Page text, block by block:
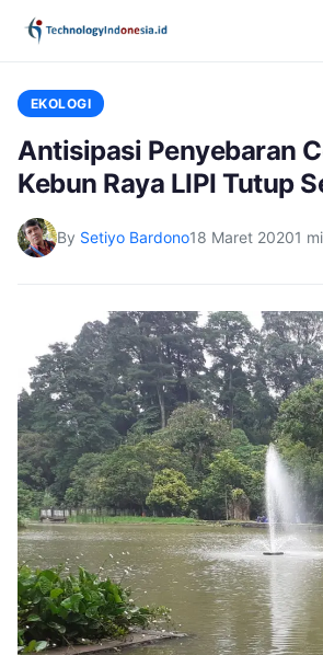
EKOLOGI
Antisipasi Penyebaran
Kebun Raya LIPI Tutup
By Setiyo Bardono18 Maret 20201